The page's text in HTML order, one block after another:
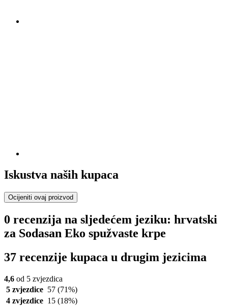
Iskustva naših kupaca
Ocijeniti ovaj proizvod
0 recenzija na sljedećem jeziku: hrvatski
za Sodasan Eko spužvaste krpe
37 recenzije kupaca u drugim jezicima
4,6 od 5 zvjezdica
5 zvjezdice 57 (71%)
4 zvjezdice 15 (18%)